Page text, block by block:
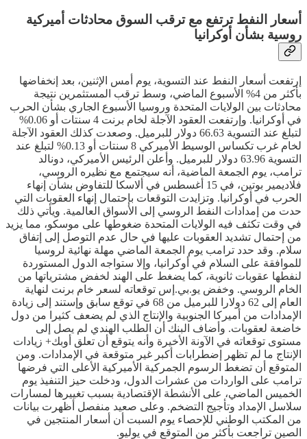
أسعار النفط ترتفع مع ترقب السوق محادثات أميركية
روسية بشأن أوكرانيا
إرتفعت أسعار النفط عند التسوية، يوم أمس الإثنين، بعد إنخفاضها
بأكثر من 4% الأسبوع الماضي، وسط ترقب المستثمرين نتيجة
محادثات بين الولايات المتحدة وروسيا الأسبوع الجاري بشأن الحرب
في أوكرانيا. وإرتفعت العقود الآجلة لخام برنت 4 سنتات أو 0.06%
لتبلغ عند التسوية 66.63 دولار للبرميل. وصعدت كذلك العقود الآجلة
لخام غرب تكساس الوسيط الأميركي 8 سنتات أو 0.13% لتبلغ عند
التسوية 63.96 دولار للبرميل. وأعلن الرئيس الأميركي، دونالد
ترامب، يوم الجمعة الماضية، أنه سيجتمع مع نظيره الروسي،
فلاديمير بوتين، في 15 أغسطس في ألاسكا للتفاوض بشأن إنهاء
الحرب في أوكرانيا. وتزايدت التوقعات بإحتمال إنهاء العقوبات التي
حدت من إمدادات النفط الروسي إلى الأسواق العالمية. ويأتي ذلك
في وقت تكثف فيه الولايات المتحدة ضغوطها على موسكو، مما يزيد
من إحتمال تشديد العقوبات عليها في حال عدم التوصل إلى إتفاق
سلام. وقد حدد ترامب يوم الجمعة الماضي مهلة نهائية لروسيا
للموافقة على السلام في أوكرانيا، وإلا ستواجه الدول المستوردة
لنفطها عقوبات ثانوية، كما يضغط على الهند لخفض مشترياتها من
الخام الروسي. وخفض يو.بي.إس توقعاته لسعر خام برنت لنهاية
العام إلى 62 دولارا للبرميل من 68 في توقع سابق وإستند إلى زيادة
الإمدادات من أميركا الجنوبية والإنتاج الذي لم يضعف كثيرا من دول
خاضعة لعقوبات. وأضاف البنك أن الطلب الهندي لم يصل إلى
مستوى توقعاته في الآونة الأخيرة وأنه يتوقع أن تعلق أوبك+ زيادات
الإنتاج ما لم تظهر إضطرابات أكبر غير متوقعة في الإمدادات. ومن
المتوقع أن تضغط الرسوم الجمركية الأميركية الأعلى التي فرضها
ترامب على الواردات من عشرات الدول، ودخلت حيز التنفيذ يوم
الخميس الماضي، على الأنشطة الإقتصادية بسبب تغييرها لمسارات
سلاسل الإمداد وتأجيج التضخم. وعلى صعيد منفصل أظهرت بيانات
من المكتب الوطني للإحصاء يوم السبت أن أسعار المنتجين في
الصين تراجعت بأكثر من المتوقع في يوليو.